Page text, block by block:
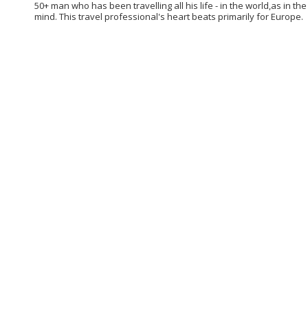
50+ man who has been travelling all his life - in the world,as in the
mind. This travel professional's heart beats primarily for Europe.